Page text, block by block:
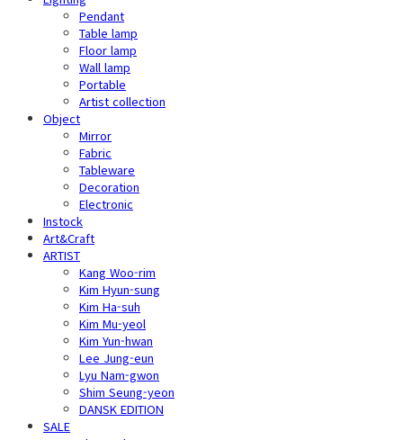
Pendant
Table lamp
Floor lamp
Wall lamp
Portable
Artist collection
Object
Mirror
Fabric
Tableware
Decoration
Electronic
Instock
Art&Craft
ARTIST
Kang Woo-rim
Kim Hyun-sung
Kim Ha-suh
Kim Mu-yeol
Kim Yun-hwan
Lee Jung-eun
Lyu Nam-gwon
Shim Seung-yeon
DANSK EDITION
SALE